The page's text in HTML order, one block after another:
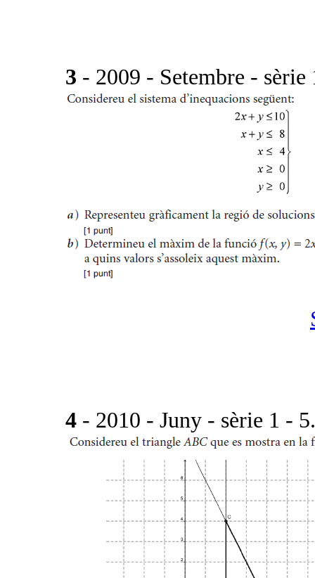
3 - 2009 - Setembre - sèrie
4 - 2010 - Juny - sèrie 1 - 5.